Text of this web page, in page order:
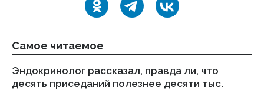
Самое читаемое
Эндокринолог рассказал, правда ли, что
десять приседаний полезнее десяти тыс.